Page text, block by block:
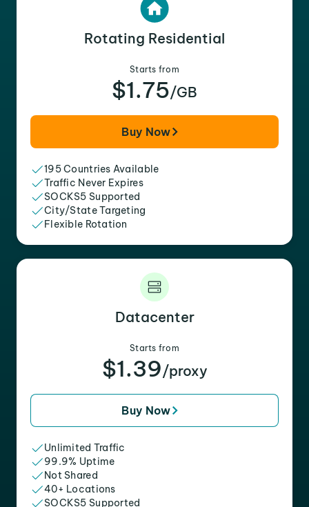
Rotating Residential
Starts from
$1.75/GB
Buy Now
195 Countries Available
Traffic Never Expires
SOCKS5 Supported
City/State Targeting
Flexible Rotation
Datacenter
Starts from
$1.39/proxy
Buy Now
Unlimited Traffic
99.9% Uptime
Not Shared
40+ Locations
SOCKS5 Supported